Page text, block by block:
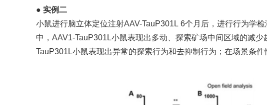
● 实例二
小鼠进行脑立体定位注射AAV-TauP301L 6个月后，进行行为学
中，AAV1-TauP301L小鼠表现出多动、探索矿场中间区域的减
TauP301L小鼠表现出异常的探索行为和去抑制行为；在场景条